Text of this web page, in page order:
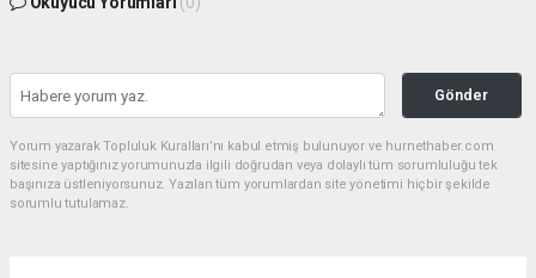
Gönder
Yorum yazarak Topluluk Kuralları’nı kabul etmiş bulunuyor ve hurnethaber.com
sitesine yaptığınız yorumunuzla ilgili doğrudan veya dolaylı tüm sorumluluğu tek
başınıza üstleniyorsunuz. Yazılan tüm yorumlardan site yönetimi hiçbir şekilde
sorumlu tutulamaz.